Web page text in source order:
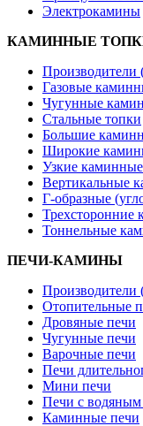
Электрокамины
КАМИННЫЕ
Производители
Газовые
Чугунные
Стальные топки
Большие
Широкие
Узкие
Вертикальные
Г-образные
Трехсторонние
Тоннельные
ПЕЧИ-КАМИНЫ
Производители
Отопительные
Дровяные печи
Чугунные печи
Варочные печи
Печи
Мини печи
Печи с водяным
Каминные печи